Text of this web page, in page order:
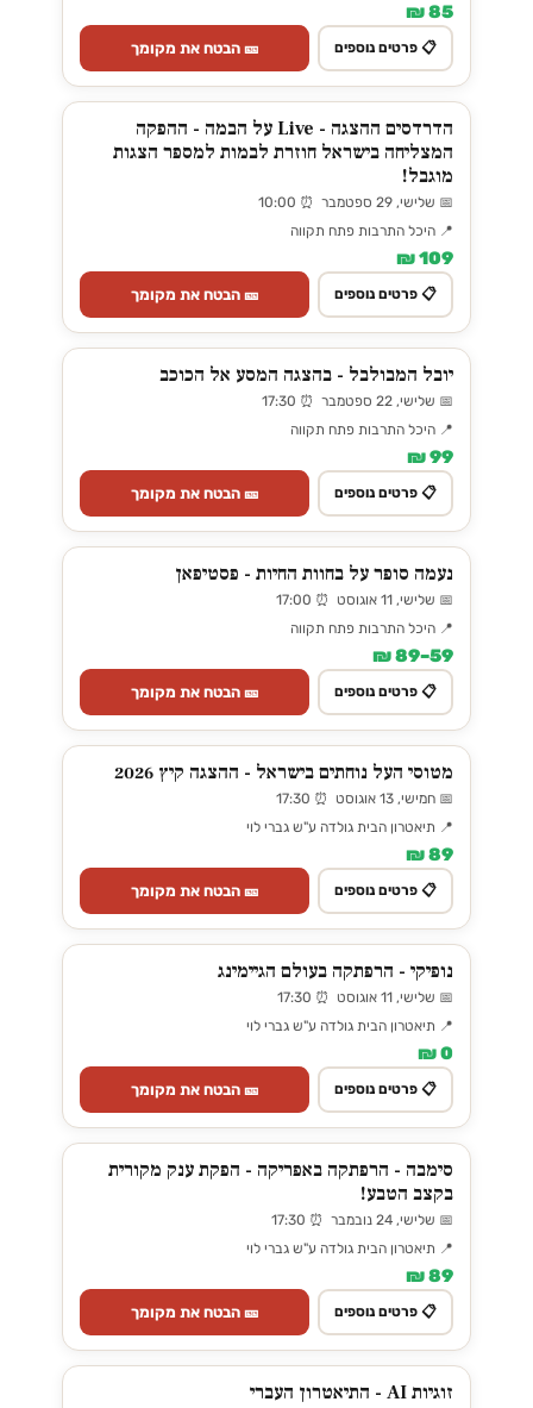
85 ₪
📋 פרטים נוספים 🎫 הבטח את מקומך
הדרדסים ההצגה - Live על הבמה - ההפקה
המצליחה בישראל חוזרת לבמות למספר הצגות
מוגבל!
📅 שלישי, 29 ספטמבר ⏰ 10:00
📍 היכל התרבות פתח תקווה
109 ₪
📋 פרטים נוספים 🎫 הבטח את מקומך
יובל המבולבל - בהצגה המסע אל הכוכב
📅 שלישי, 22 ספטמבר ⏰ 17:30
📍 היכל התרבות פתח תקווה
99 ₪
📋 פרטים נוספים 🎫 הבטח את מקומך
נעמה סופר על בחוות החיות - פסטיפאן
📅 שלישי, 11 אוגוסט ⏰ 17:00
📍 היכל התרבות פתח תקווה
59–89 ₪
📋 פרטים נוספים 🎫 הבטח את מקומך
מטוסי העל נוחתים בישראל - ההצגה קיץ 2026
📅 חמישי, 13 אוגוסט ⏰ 17:30
📍 תיאטרון הבית גולדה ע"ש גברי לוי
89 ₪
📋 פרטים נוספים 🎫 הבטח את מקומך
נופיקי - הרפתקה בעולם הגיימינג
📅 שלישי, 11 אוגוסט ⏰ 17:30
📍 תיאטרון הבית גולדה ע"ש גברי לוי
0 ₪
📋 פרטים נוספים 🎫 הבטח את מקומך
סימבה - הרפתקה באפריקה - הפקת ענק מקורית
בקצב הטבע!
📅 שלישי, 24 נובמבר ⏰ 17:30
📍 תיאטרון הבית גולדה ע"ש גברי לוי
89 ₪
📋 פרטים נוספים 🎫 הבטח את מקומך
זוגיות AI - התיאטרון העברי